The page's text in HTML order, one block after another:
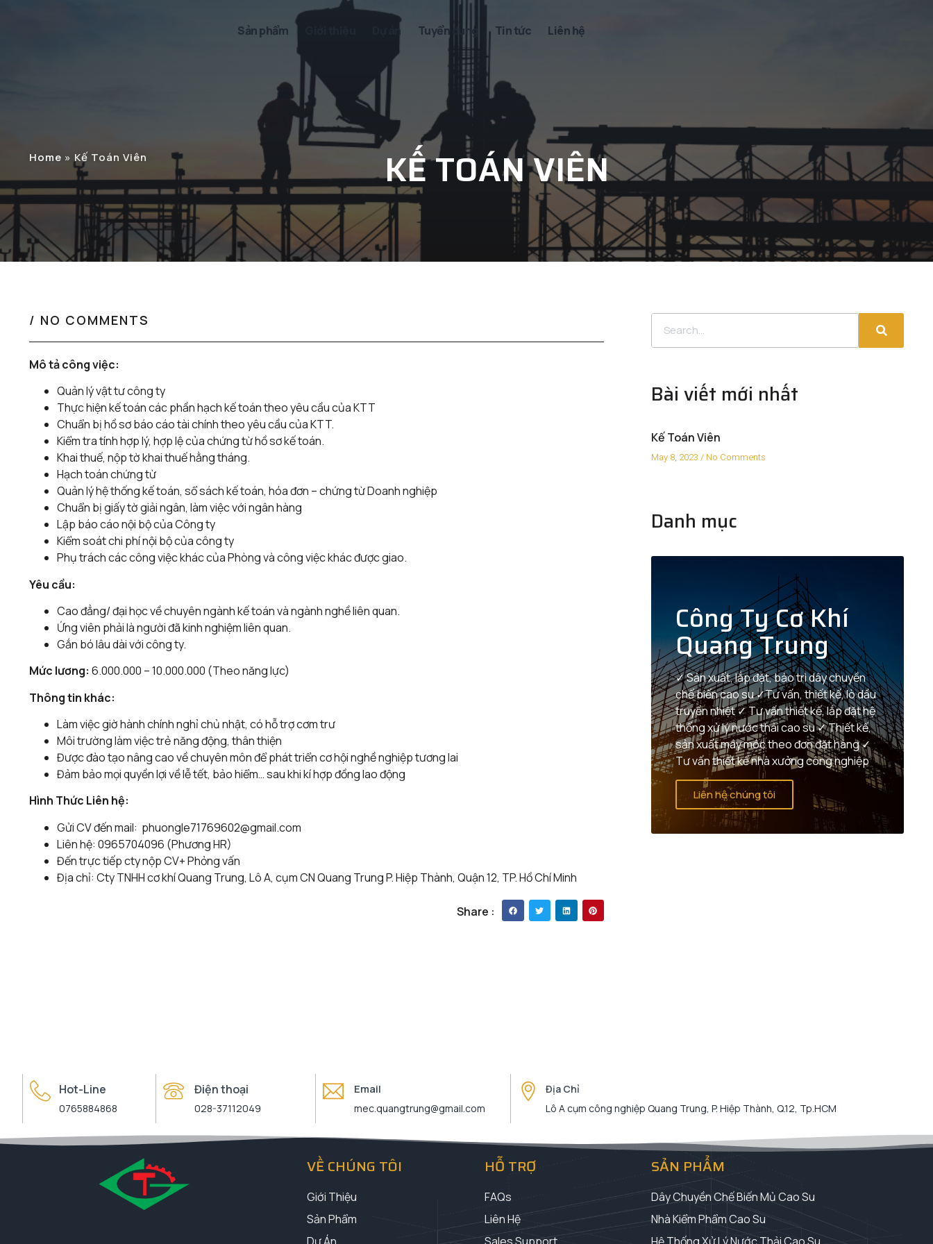
Sản phẩm Dự án Tuyển dụng Tin tức Liên hệ
Home » Kế Toán Viên KẾ TOÁN VIÊN
/ NO COMMENTS
Mô tả công việc:
Quản lý vật tư công ty
Thực hiện kế toán các phần hạch kế toán theo yêu cầu của KTT
Chuẩn bị hồ sơ báo cáo tài chính theo yêu cầu của KTT.
Kiểm tra tính hợp lý, hợp lệ của chứng từ hồ sơ kế toán.
Khai thuế, nộp tờ khai thuế hằng tháng.
Hạch toán chứng từ
Quản lý hệ thống kế toán, sổ sách kế toán, hóa đơn – chứng từ Doanh nghiệp
Chuẩn bị giấy tờ giải ngân, làm việc với ngân hàng
Lập báo cáo nội bộ của Công ty
Kiểm soát chi phí nội bộ của công ty
Phụ trách các công việc khác của Phòng và công việc khác được giao.
Yêu cầu:
Cao đẳng/ đại học về chuyên ngành kế toán và ngành nghề liên quan.
Ứng viên phải là người đã kinh nghiệm liên quan.
Gắn bó lâu dài với công ty.
Mức lương: 6.000.000 – 10.000.000 (Theo năng lực)
Thông tin khác:
Làm việc giờ hành chính nghỉ chủ nhật, có hỗ trợ cơm trư
Môi trường làm việc trẻ năng động, thân thiện
Được đào tạo nâng cao về chuyên môn để phát triển cơ hội nghề nghiệp tương lai
Đảm bảo mọi quyền lợi về lễ tết, bảo hiểm… sau khi kí hợp đồng lao động
Hình Thức Liên hệ:
Gửi CV đến mail: phuongle71769602@gmail.com
Liên hệ: 0965704096 (Phương HR)
Đến trực tiếp cty nộp CV+ Phỏng vấn
Địa chỉ: Cty TNHH cơ khí Quang Trung, Lô A, cụm CN Quang Trung P. Hiệp Thành, Quận 12, TP. Hồ Chí Minh
Share :
Bài viết mới nhất
Kế Toán Viên
May 8, 2023 No Comments
Danh mục
Công Ty Cơ Khí
Quang Trung
✓ Sản xuất, lắp đặt, bảo trì dây chuyền
chế biến cao su ✓Tư vấn, thiết kế, lò dầu
truyền nhiệt ✓ Tư vấn thiết kế, lắp đặt hệ
thống xử lý nước thải cao su ✓ Thiết kế,
sản xuất máy móc theo đơn đặt hàng ✓
Tư vấn thiết kế nhà xưởng công nghiệp
Liên hệ chúng tôi
Hot-Line
0765884868
Điện thoại
028-37112049
Email
mec.quangtrung@gmail.com
Địa Chỉ
Lô A cụm công nghiệp Quang Trung, P. Hiệp Thành, Q.12, Tp.HCM
VỀ CHÚNG TÔI
Giới Thiệu
Sản Phẩm
Dự Án
HỖ TRỢ
FAQs
Liên Hệ
Sales Support
SẢN PHẨM
Dây Chuyền Chế Biến Mủ Cao Su
Nhà Kiểm Phẩm Cao Su
Hệ Thống Xử Lý Nước Thải Cao Su